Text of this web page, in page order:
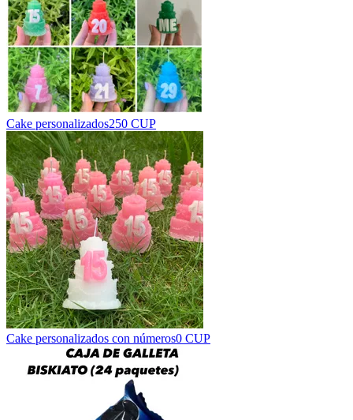
Cake personalizados250 CUP
Cake personalizados con números0 CUP